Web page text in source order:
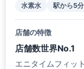
水素水
駅から5
店舗の特徴
店舗数世界No.1
エニタイムフィッ